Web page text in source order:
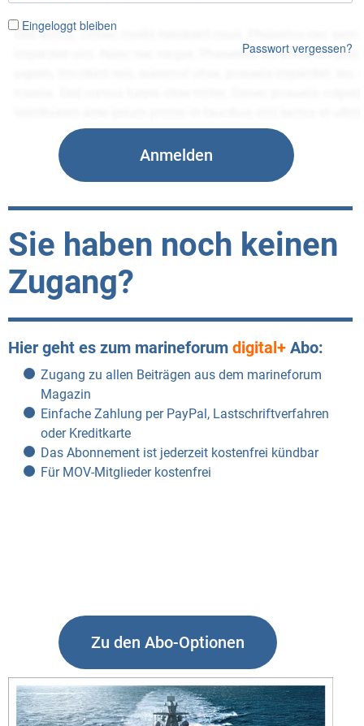
Eingeloggt bleiben
Passwort vergessen?
Sie haben noch keinen
Zugang?
Hier geht es zum marineforum digital+ Abo:
Zugang zu allen Beiträgen aus dem marineforum
Magazin
Einfache Zahlung per PayPal, Lastschriftverfahren
oder Kreditkarte
Das Abonnement ist jederzeit kostenfrei kündbar
Für MOV-Mitglieder kostenfrei
Zu den Abo-Optionen